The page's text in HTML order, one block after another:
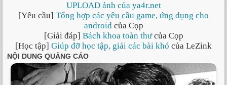
UPLOAD ảnh của ya4r.net
[Yêu cầu] Tổng hợp các yêu cầu game, ứng dụng cho
androidcủa Cọp
[Giải đáp] Bách khoa toàn thưcủa Cọp
[Học tập] Giúp đỡ học tập, giải các bài khó của LeZink